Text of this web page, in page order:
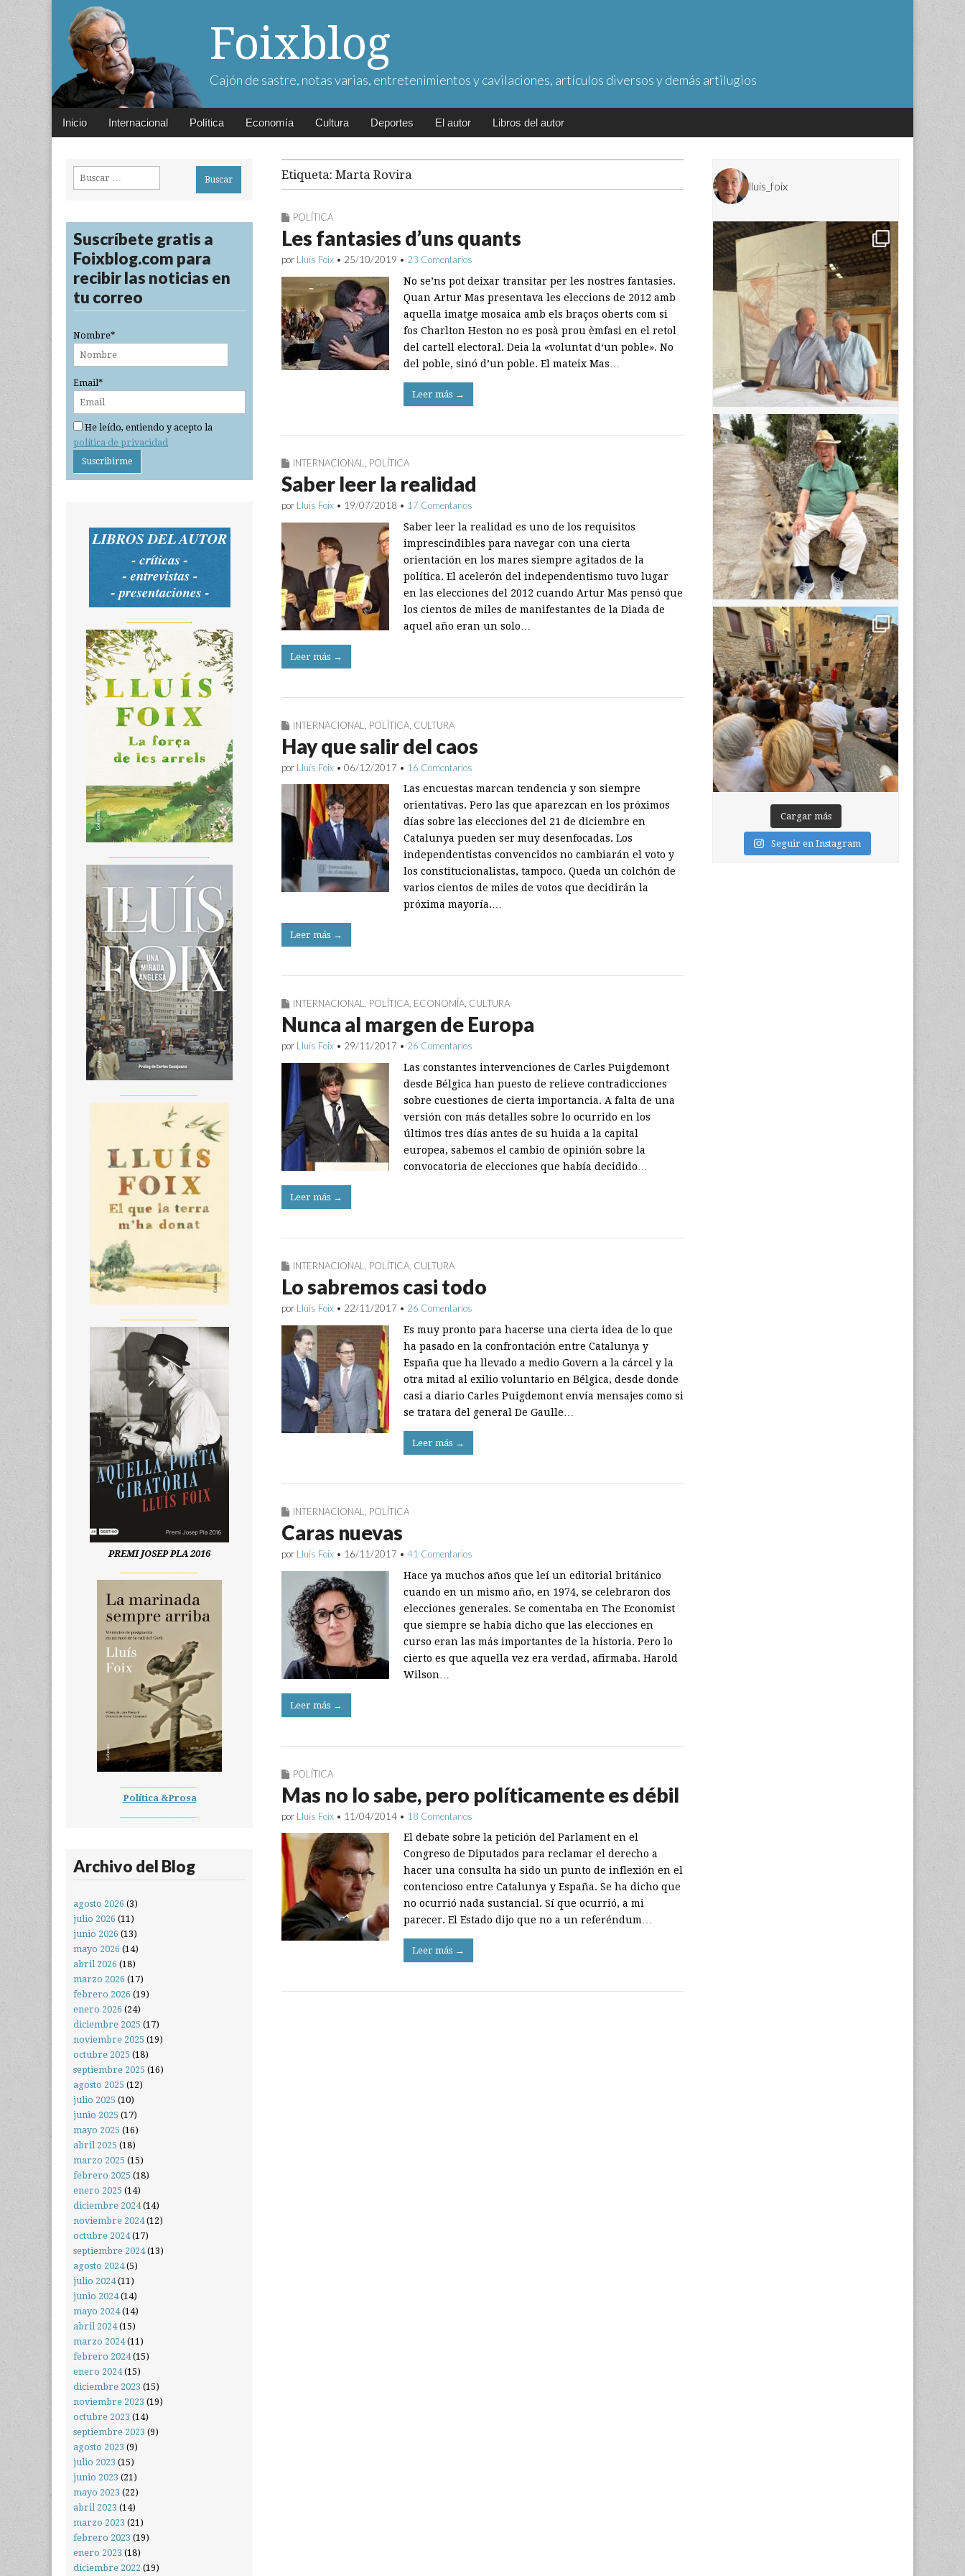
Foixblog
Cajón de sastre, notas varias, entretenimientos y cavilaciones, artículos diversos y demás artilugios
Main
Skip
Inicio Internacional Política Economía Cultura Deportes El autor Libros del autor
Etiqueta: Marta Rovira
POLÍTICA
Les fantasies d’uns quants
por Lluís Foix • 25/10/2019 • 23 Comentarios
No se’ns pot deixar transitar per les nostres fantasies.
Quan Artur Mas presentava les eleccions de 2012 amb
aquella imatge mosaica amb els braços oberts com si
fos Charlton Heston no es posà prou èmfasi en el retol
del cartell electoral. Deia la «voluntat d‘un poble». No
del poble, sinó d’un poble. El mateix Mas…
Leer más →
INTERNACIONAL POLÍTICA
Saber leer la realidad
por Lluís Foix • 19/07/2018 • 17 Comentarios
Saber leer la realidad es uno de los requisitos
imprescindibles para navegar con una cierta
orientación en los mares siempre agitados de la
política. El acelerón del independentismo tuvo lugar
en las elecciones del 2012 cuando Artur Mas pensó que
los cientos de miles de manifestantes de la Diada de
aquel año eran un solo…
Leer más →
INTERNACIONAL POLÍTICA CULTURA
Hay que salir del caos
por Lluís Foix • 06/12/2017 • 16 Comentarios
Las encuestas marcan tendencia y son siempre
orientativas. Pero las que aparezcan en los próximos
días sobre las elecciones del 21 de diciembre en
Catalunya pueden ser muy desenfocadas. Los
independentistas convencidos no cambiarán el voto y
los constitucionalistas, tampoco. Queda un colchón de
varios cientos de miles de votos que decidirán la
próxima mayoría.…
Leer más →
INTERNACIONAL, POLÍTICA, ECONOMÍA, CULTURA
Nunca al margen de Europa
por Lluís Foix • 29/11/2017 • 26 Comentarios
Las constantes intervenciones de Carles Puigdemont
desde Bélgica han puesto de relieve contradicciones
sobre cuestiones de cierta importancia. A falta de una
versión con más detalles sobre lo ocurrido en los
últimos tres días antes de su huida a la capital
europea, sabemos el cambio de opinión sobre la
convocatoria de elecciones que había decidido…
Leer más →
INTERNACIONAL POLÍTICA CULTURA
Lo sabremos casi todo
por Lluís Foix • 22/11/2017 • 26 Comentarios
Es muy pronto para hacerse una cierta idea de lo que
ha pasado en la confrontación entre Catalunya y
España que ha llevado a medio Govern a la cárcel y la
otra mitad al exilio voluntario en Bélgica, desde donde
casi a diario Carles Puigdemont envía mensajes como si
se tratara del general De Gaulle…
Leer más →
INTERNACIONAL POLÍTICA
Caras nuevas
por Lluís Foix • 16/11/2017 • 41 Comentarios
Hace ya muchos años que leí un editorial británico
cuando en un mismo año, en 1974, se celebraron dos
elecciones generales. Se comentaba en The Economist
que siempre se había dicho que las elecciones en
curso eran las más importantes de la historia. Pero lo
cierto es que aquella vez era verdad, afirmaba. Harold
Wilson…
Leer más →
POLÍTICA
Mas no lo sabe, pero políticamente es débil
por Lluís Foix • 11/04/2014 • 18 Comentarios
El debate sobre la petición del Parlament en el
Congreso de Diputados para reclamar el derecho a
hacer una consulta ha sido un punto de inflexión en el
contencioso entre Catalunya y España. Se ha dicho que
no ocurrió nada sustancial. Sí que ocurrió, a mi
parecer. El Estado dijo que no a un referéndum…
Leer más →
Buscar:
Suscríbete gratis a
Foixblog.com para
recibir las noticias en
tu correo
Nombre*
Email*
He leído, entiendo y acepto la
política de privacidad
PREMI JOSEP PLA 2016
Política &Prosa
Archivo del Blog
agosto 2026 (3)
julio 2026 (11)
junio 2026 (13)
mayo 2026 (14)
abril 2026 (18)
marzo 2026 (17)
febrero 2026 (19)
enero 2026 (24)
diciembre 2025 (17)
noviembre 2025 (19)
octubre 2025 (18)
septiembre 2025 (16)
agosto 2025 (12)
julio 2025 (10)
junio 2025 (17)
mayo 2025 (16)
abril 2025 (18)
marzo 2025 (15)
febrero 2025 (18)
enero 2025 (14)
diciembre 2024(14)
noviembre 2024(12)
octubre 2024(17)
septiembre 2024(13)
agosto 2024(5)
julio 2024(11)
junio 2024(14)
mayo 2024(14)
abril 2024(15)
marzo 2024(11)
febrero 2024(15)
enero 2024(15)
diciembre 2023 (15)
noviembre 2023 (19)
octubre 2023 (14)
septiembre 2023 (9)
agosto 2023 (9)
julio 2023 (15)
junio 2023 (21)
mayo 2023 (22)
abril 2023 (14)
marzo 2023 (21)
febrero 2023 (19)
enero 2023 (18)
diciembre 2022 (19)
lluis_foix
Cargar más
Seguir en Instagram